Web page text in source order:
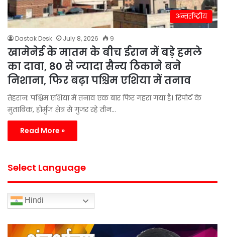
अन्तर्राष्ट्रीय
Dastak Desk July 8, 2026 9
खामेनेई के मातम के बीच ईरान में बड़े हमले
का दावा, 80 से ज्यादा सैन्य ठिकाने बने
निशाना, फिर बढ़ा पश्चिम एशिया में तनाव
तेहरान: पश्चिम एशिया में तनाव एक बार फिर गहरा गया है। रिपोर्ट के
मुताबिक, होर्मुज क्षेत्र से गुजर रहे तीन…
Read More »
Select Language
Hindi